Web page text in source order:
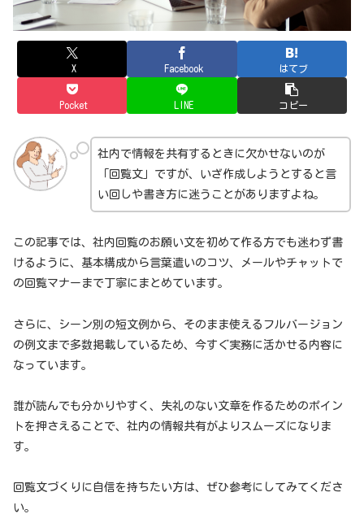
X Facebook はてブ
Pocket LINE コピー
社内で情報を共有するときに欠かせないのが
「回覧文」ですが、いざ作成しようとすると言
い回しや書き方に迷うことがありますよね。
この記事では、社内回覧のお願い文を初めて作る方でも迷わず書
けるように、基本構成から言葉遣いのコツ、メールやチャットで
の回覧マナーまで丁寧にまとめています。
さらに、シーン別の短文例から、そのまま使えるフルバージョン
の例文まで多数掲載しているため、今すぐ実務に活かせる内容に
なっています。
誰が読んでも分かりやすく、失礼のない文章を作るためのポイン
トを押さえることで、社内の情報共有がよりスムーズになりま
す。
回覧文づくりに自信を持ちたい方は、ぜひ参考にしてみてくださ
い。